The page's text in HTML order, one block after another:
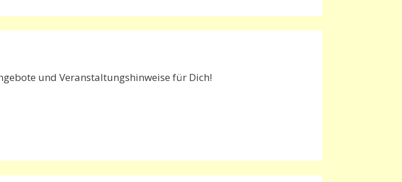
und Veranstaltungshinweise für Dich!